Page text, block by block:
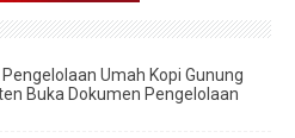
Umah Kopi Gunung
Buka Dokumen Pengelolaan